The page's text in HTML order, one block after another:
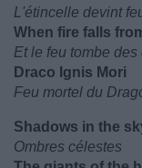
L'étincelle devint
When fire falls
Et le feu tombe des
Draco Ignis Mori
Feu mortel du
Shadows in the
Ombres célestes